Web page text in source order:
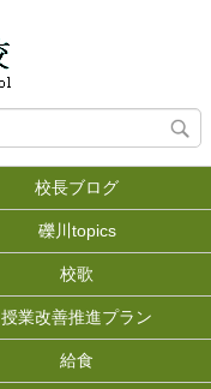
校長ブログ
礫川topics
校歌
授業改善推進プラン
給食